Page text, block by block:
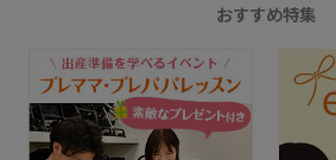
おすすめ特集